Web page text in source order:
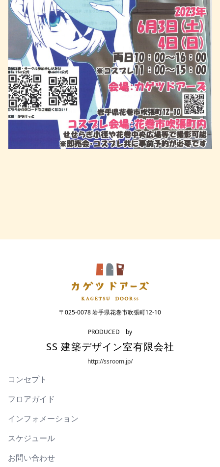
〒025-0078 岩手県花巻市吹張町12-10
PRODUCED by
SS 建築デザイン室有限会社
http://ssroom.jp/
コンセプト
フロアガイド
インフォメーション
スケジュール
お問い合わせ